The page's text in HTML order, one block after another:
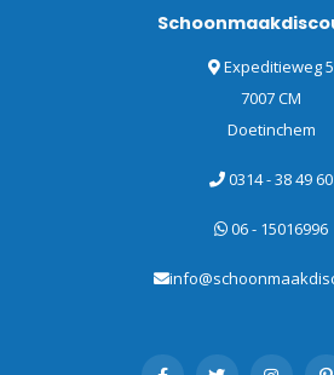
Expeditieweg 5
7007 CM
Doetinchem
0314 - 38 49 60
06 - 15016996